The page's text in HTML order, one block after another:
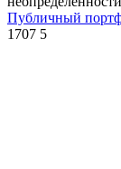
Публичный
1707 5